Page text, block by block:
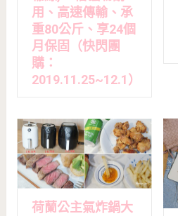
用、高速傳輸、承
重80公斤、享24個
月保固（快閃團
購：
2019.11.25~12.1）
荷蘭公主氣炸鍋大